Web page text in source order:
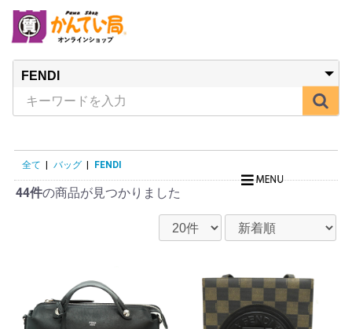
全て バッグ FENDI
44件の商品が見つかりました